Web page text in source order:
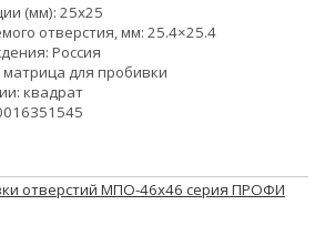
(мм): 25х25
отверстия, мм: 25.4×25.4
Россия
для пробивки
квадрат
отверстий МПО-46х46 серия ПРОФИ